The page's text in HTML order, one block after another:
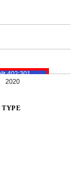
2020
402:301
TYPE